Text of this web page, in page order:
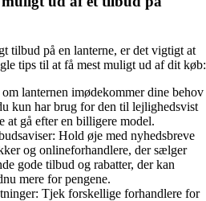
tilbud på en lanterne, er det vigtigt at
tips til at få mest muligt ud af dit køb:
lanternen imødekommer dine behov
kun har brug for den til lejlighedsvist
at gå efter en billigere model.
Hold øje med nyhedsbreve
og onlineforhandlere, der sælger
gode tilbud og rabatter, der kan
mere for pengene.
Tjek forskellige forhandlere for